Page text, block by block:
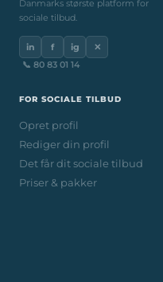
Danmarks største platform for
sociale tilbud.
in f ig
✕
📞 80 83 01 14
FOR SOCIALE TILBUD
Opret profil
Rediger din profil
Det får dit sociale tilbud
Priser & pakker